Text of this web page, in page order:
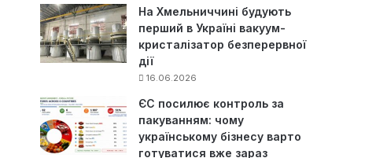
На Хмельниччині будують
перший в Україні вакуум-
кристалізатор безперервної
дії
16.06.2026
ЄС посилює контроль за
пакуванням: чому
українському бізнесу варто
готуватися вже зараз